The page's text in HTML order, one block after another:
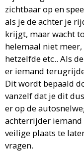
zichtbaar op en
als je de achter je
krijgt, maar wacht
helemaal niet
hetzelfde etc.. Als
er iemand
Dit wordt bepaald
vanzelf dat je dit
er op de
achterrijder iemand
veilige plaats te
vragen.